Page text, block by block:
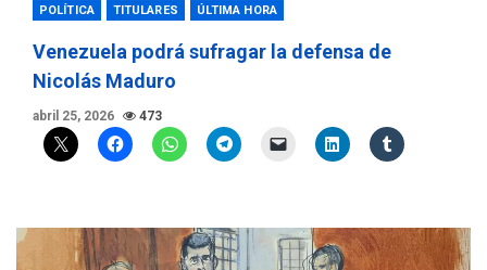
POLÍTICA TITULARES ÚLTIMA HORA
Venezuela podrá sufragar la defensa de
Nicolás Maduro
abril 25, 2026 473